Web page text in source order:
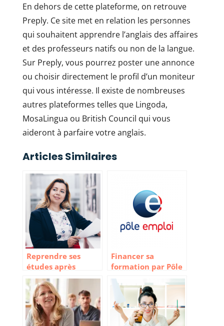
En dehors de cette plateforme, on retrouve
Preply. Ce site met en relation les personnes
qui souhaitent apprendre l’anglais des affaires
et des professeurs natifs ou non de la langue.
Sur Preply, vous pourrez poster une annonce
ou choisir directement le profil d’un moniteur
qui vous intéresse. Il existe de nombreuses
autres plateformes telles que Lingoda,
MosaLingua ou British Council qui vous
aideront à parfaire votre anglais.
Articles Similaires
Reprendre ses
études après
40 ans : comment
s’y prendre ?
Financer sa
formation par Pôle
emploi : comment
ça marche ?